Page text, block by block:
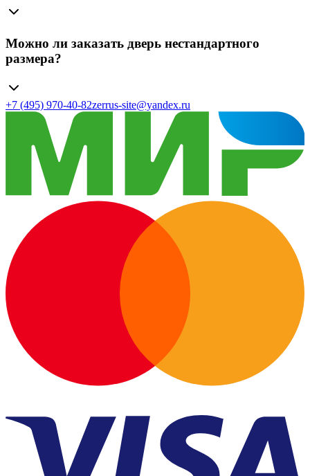
Можно ли заказать дверь нестандартного
размера?
+7 (495) 970-40-82zerrus-site@yandex.ru